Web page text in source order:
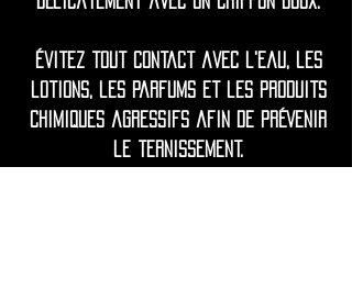
Évitez tout contact avec l'eau, les
lotions, les parfums et les produits
chimiques agressifs afin de prévenir
le ternissement.